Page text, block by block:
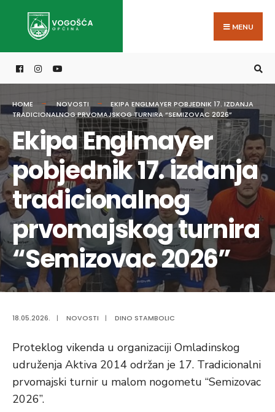
MENU
HOME NOVOSTI
EKIPA ENGLMAYER POBJEDNIK 17. IZDANJA
TRADICIONALNOG PRVOMAJSKOG TURNIRA “SEMIZOVAC 2026”
Ekipa Englmayer
pobjednik 17. izdanja
tradicionalnog
prvomajskog turnira
“Semizovac 2026”
18.05.2026. | NOVOSTI | DINO STAMBOLIC
Proteklog vikenda u organizaciji Omladinskog
udruženja Aktiva 2014 održan je 17. Tradicionalni
prvomajski turnir u malom nogometu “Semizovac
2026”.
for: